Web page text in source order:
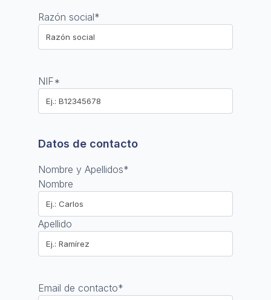
Razón social*
NIF*
Datos de contacto
Nombre y Apellidos*
Nombre
Apellido
Email de contacto*